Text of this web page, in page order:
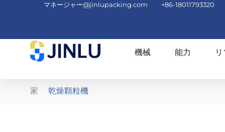
マネージャー@jinlupacking.com +86-18011793320
機械 能力
家 乾燥顆粒機